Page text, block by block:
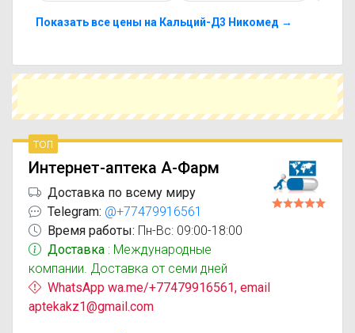
можете подобрать аналоги Кальций-Д3
ценой.
укажите свой город и сравните предложения.
Это поможет сэкономить время и выбрать
оптимальный вариант по цене и наличию.
Показать все цены на Кальций-Д3 Никомед →
топ
Интернет-аптека А-Фарм
Доставка по всему миру
Telegram: @+77479916561
Время работы: Пн-Вс: 09:00-18:00
Доставка : Международные
компании. Доставка от семи дней
WhatsApp wa.me/+77479916561, email
aptekakz1@gmail.com